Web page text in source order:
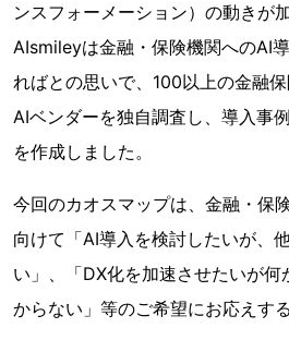
ンスフォーメーション）の動きが
AIsmileyは金融・保険機関へのAI
ればとの思いで、100以上の金融
AIベンダーを独自調査し、導入事
を作成しました。
今回のカオスマップは、金融・保
向けて「AI導入を検討したいが、
い」、「DX化を加速させたいが
からない」等のご希望にお応えす